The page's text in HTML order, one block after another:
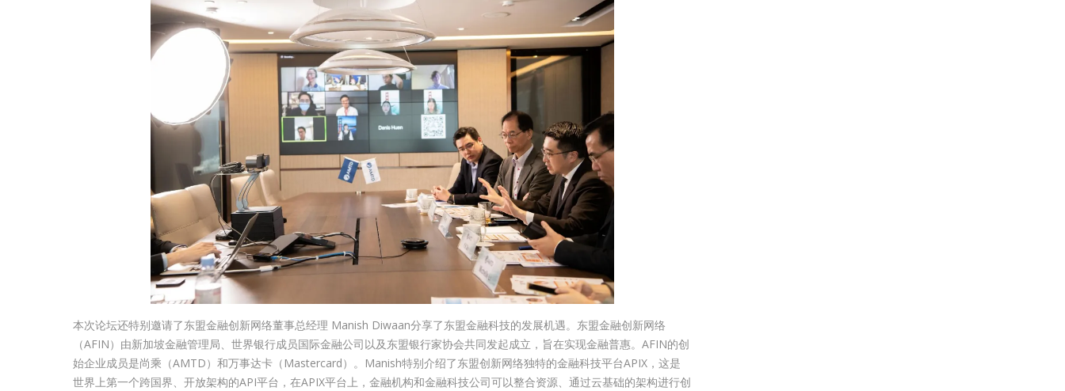
本次论坛还特别邀请了东盟金融创新网络董事总经理 Manish Diwaan分享了东盟金融科技的发展机遇。东盟金融创新网络
（AFIN）由新加坡金融管理局、世界银行成员国际金融公司以及东盟银行家协会共同发起成立，旨在实现金融普惠。AFIN的创
始企业成员是尚乘（AMTD）和万事达卡（Mastercard）。Manish特别介绍了东盟创新网络独特的金融科技平台APIX，这是
世界上第一个跨国界、开放架构的API平台，在APIX平台上，金融机构和金融科技公司可以整合资源、通过云基础的架构进行创